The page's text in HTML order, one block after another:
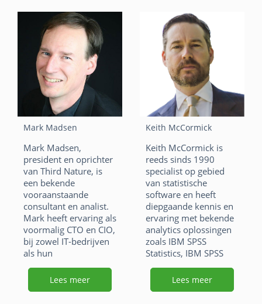
F
a
c
e
b
o
o
k
Li
n
k
e
dI
n
X
W
h
at
s
A
p
p
E
m
ai
l
F
a
c
e
b
o
o
k
Li
n
k
e
dI
n
W
h
at
s
A
p
p
E
m
ai
l
Mark Madsen
Mark Madsen,
president en oprichter
van Third Nature, is
een bekende
vooraanstaande
consultant en analist.
Mark heeft ervaring als
voormalig CTO en CIO,
bij zowel IT-bedrijven
als hun
waarbij van een van de
bedrijven een Harvard
Lees meer
Keith McCormick
Keith McCormick is
reeds sinds 1990
specialist op gebied
van statistische
software en heeft
diepgaande kennis en
ervaring met bekende
analytics oplossingen
zoals IBM SPSS
Statistics, IBM SPSS
Answer Tree,
populaire open source
Lees meer